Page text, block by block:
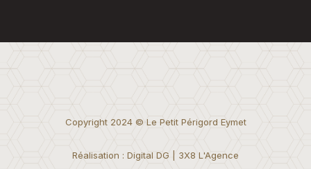
Copyright 2024 © Le Petit Périgord Eymet
Réalisation : Digital DG | 3X8 L'Agence